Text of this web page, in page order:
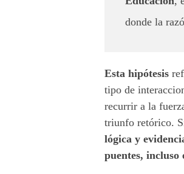
c
a
c
i
donde la
Esta hipótesis
tipo de
recurrir a la
triunfo retórico.
lógica y
puentes, incluso